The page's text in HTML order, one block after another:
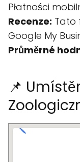
Płatności
Recenze: Tato
Google My
Průměrné
📌